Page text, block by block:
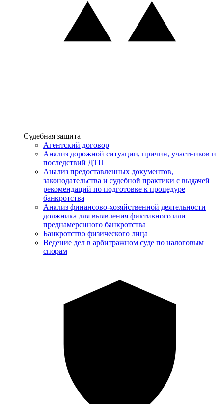
Услуги
Судебная защита
Агентский договор
Анализ дорожной ситуации, причин, участников и
последствий ДТП
Анализ предоставленных документов,
законодательства и судебной практики с выдачей
рекомендаций по подготовке к процедуре
банкротства
Анализ финансово-хозяйственной деятельности
должника для выявления фиктивного или
преднамеренного банкротства
Банкротство физического лица
Ведение дел в арбитражном суде по налоговым
спорам